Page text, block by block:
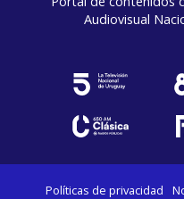
Audiovisual
Políticas de privacidad